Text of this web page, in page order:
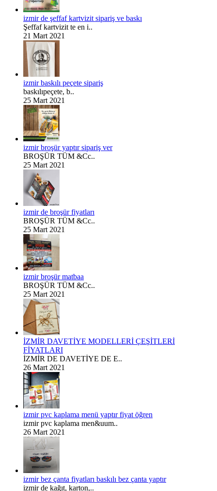
izmir de şeffaf kartvizit sipariş ve baskı
Şeffaf kartvizit te en i..
21 Mart 2021
izmir baskılı peçete sipariş
baskılıpeçete, b..
25 Mart 2021
izmir broşür yaptır sipariş ver
BROŞÜR TÜM &Cc..
25 Mart 2021
izmir de broşür fiyatları
BROŞÜR TÜM &Cc..
25 Mart 2021
izmir broşür matbaa
BROŞÜR TÜM &Cc..
25 Mart 2021
İZMİR DAVETİYE MODELLERİ ÇEŞİTLERİ
FİYATLARI
İZMİR DE DAVETİYE DE E..
26 Mart 2021
izmir pvc kaplama menü yaptır fiyat öğren
izmir pvc kaplama men&uum..
26 Mart 2021
izmir bez çanta fiyatları baskılı bez çanta yaptır
izmir de kağıt, karton,..